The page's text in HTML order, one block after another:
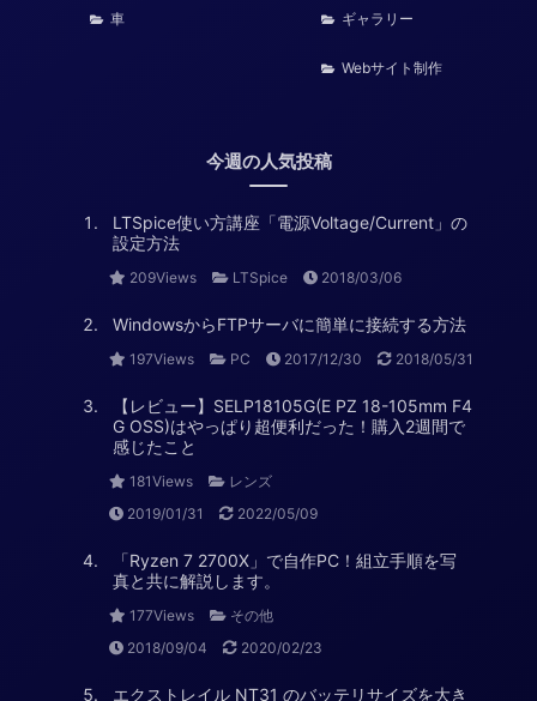
車 ギャラリー
Webサイト制作
今週の人気投稿
LTSpice使い方講座「電源Voltage/Current」の
設定方法
209Views LTSpice 2018/03/06
WindowsからFTPサーバに簡単に接続する方法
197Views PC 2017/12/30 2018/05/31
【レビュー】SELP18105G(E PZ 18-105mm F4
G OSS)はやっぱり超便利だった！購入2週間で
感じたこと
181Views
レンズ
2019/01/31
2022/05/09
「Ryzen 7 2700X」で自作PC！組立手順を写
真と共に解説します。
177Views
その他
2018/09/04
2020/02/23
エクストレイル NT31 のバッテリサイズを大き